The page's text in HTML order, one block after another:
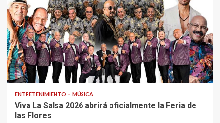
ENTRETENIMIENTO MÚSICA
Viva La Salsa 2026 abrirá oficialmente la Feria de
las Flores